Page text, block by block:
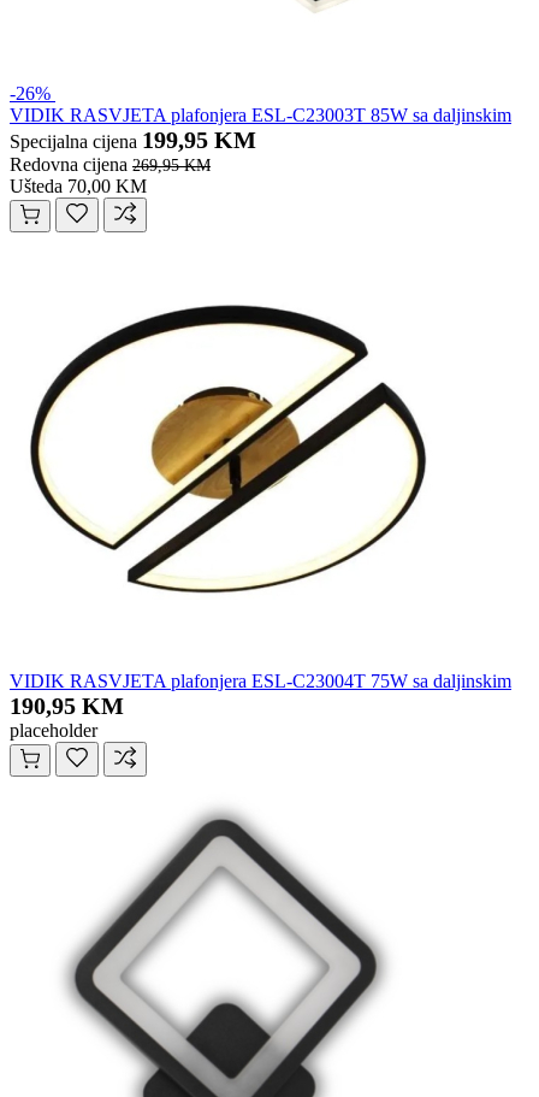
-26%
VIDIK RASVJETA plafonjera ESL-C23003T 85W sa daljinskim
Specijalna cijena 199,95 KM
Redovna cijena 269,95 KM
Ušteda 70,00 KM
VIDIK RASVJETA plafonjera ESL-C23004T 75W sa daljinskim
190,95 KM
placeholder